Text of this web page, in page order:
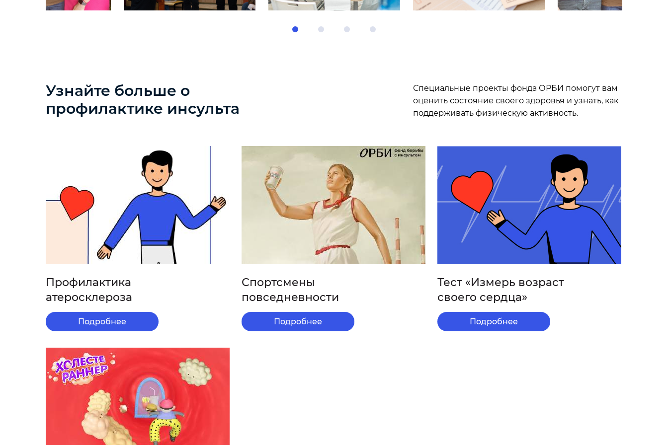
Узнайте больше о
профилактике инсульта
Специальные проекты фонда ОРБИ помогут вам
оценить состояние своего здоровья и узнать, как
поддерживать физическую активность.
Профилактика
атеросклероза
Подробнее
Спортсмены
повседневности
Подробнее
Тест «Измерь возраст
своего сердца»
Подробнее